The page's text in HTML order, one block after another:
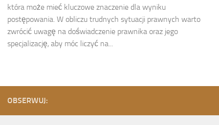
która może mieć kluczowe znaczenie dla wyniku
postępowania. W obliczu trudnych sytuacji prawnych warto
zwrócić uwagę na doświadczenie prawnika oraz jego
specjalizację, aby móc liczyć na...
OBSERWUJ: